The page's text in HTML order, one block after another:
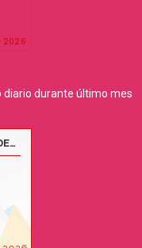
diario durante último mes